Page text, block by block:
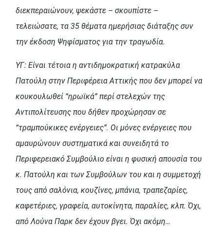
διεκπεραιώνουν, ψεκάστε – σκουπίστε –
τελειώσατε, τα 35 θέματα ημερήσιας διάταξης συν
την έκδοση Ψηφίσματος για την τραγωδία.
ΥΓ: Είναι τέτοια η αντιδημοκρατική κατρακύλα
Πατούλη στην Περιφέρεια Αττικής που δεν μπορεί να
κουκουλωθεί “ηρωϊκά” περί στελεχών της
Αντιπολίτευσης που δήθεν προχώρησαν σε
“τραμπούκικες ενέργειες”. Οι μόνες ενέργειες που
αμαυρώνουν συστηματικά και συνειδητά το
Περιφερειακό Συμβούλιο είναι η φυσική απουσία του
κ. Πατούλη και των Συμβούλων του και η συμμετοχή
τους από σαλόνια, κουζίνες, μπάνια, τραπεζαρίες,
καφετέριες, γραφεία, αυτοκίνητα, παραλίες, κλπ. Όχι,
από Λούνα Παρκ δεν έχουν βγει. Όχι ακόμη…